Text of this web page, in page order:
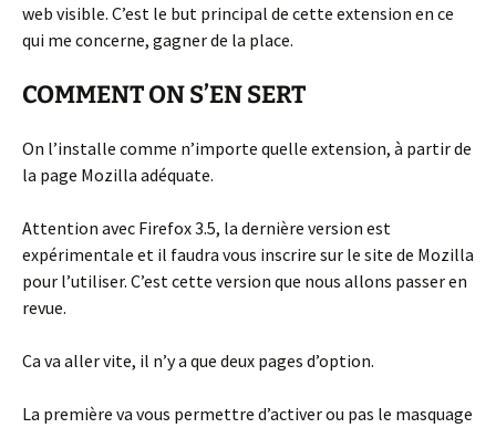
web visible. C’est le but principal de cette extension en ce
qui me concerne, gagner de la place.
COMMENT ON S’EN SERT
On l’installe comme n’importe quelle extension, à partir de
la page Mozilla adéquate.
Attention avec Firefox 3.5, la dernière version est
expérimentale et il faudra vous inscrire sur le site de Mozilla
pour l’utiliser. C’est cette version que nous allons passer en
revue.
Ca va aller vite, il n’y a que deux pages d’option.
La première va vous permettre d’activer ou pas le masquage